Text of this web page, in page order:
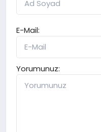
E-Mail:
Yorumunuz: